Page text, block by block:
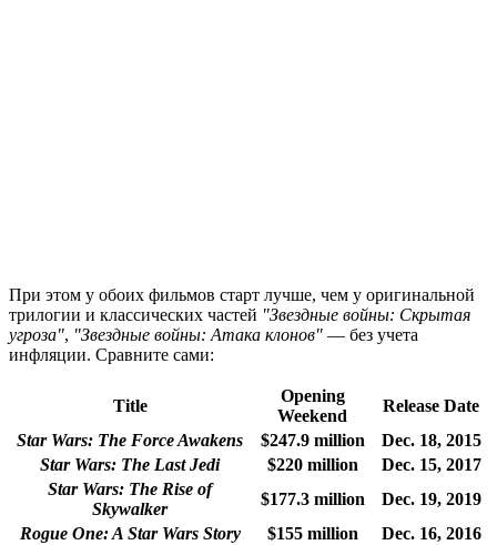
При этом у обоих фильмов старт лучше, чем у оригинальной
трилогии и классических частей "Звездные войны: Скрытая
угроза", "Звездные войны: Атака клонов" — без учета
инфляции. Сравните сами:
Title
Opening
Weekend
Release Date
Star Wars: The Force Awakens
$247.9 million
Dec. 18, 2015
Star Wars: The Last Jedi
$220 million
Dec. 15, 2017
Star Wars: The Rise of
Skywalker
$177.3 million
Dec. 19, 2019
Rogue One: A Star Wars Story
$155 million
Dec. 16, 2016